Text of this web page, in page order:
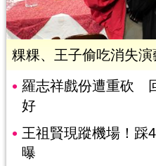
粿粿、王子偷吃消失
羅志祥戲份遭重砍
好
王祖賢現蹤機場！踩
曝